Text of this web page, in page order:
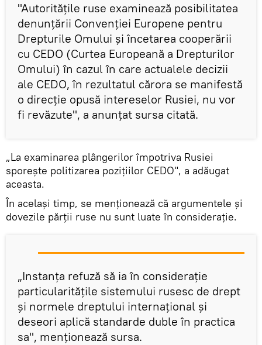
"Autoritățile ruse examinează posibilitatea
denunțării Convenției Europene pentru
Drepturile Omului și încetarea cooperării
cu CEDO (Curtea Europeană a Drepturilor
Omului) în cazul în care actualele decizii
ale CEDO, în rezultatul cărora se manifestă
o direcție opusă intereselor Rusiei, nu vor
fi revăzute", a anunțat sursa citată.
„La examinarea plângerilor împotriva Rusiei
sporește politizarea pozițiilor CEDO", a adăugat
aceasta.
În același timp, se menționează că argumentele și
dovezile părții ruse nu sunt luate în considerație.
„Instanța refuză să ia în considerație
particularitățile sistemului rusesc de drept
și normele dreptului internațional și
deseori aplică standarde duble în practica
sa", menționează sursa.